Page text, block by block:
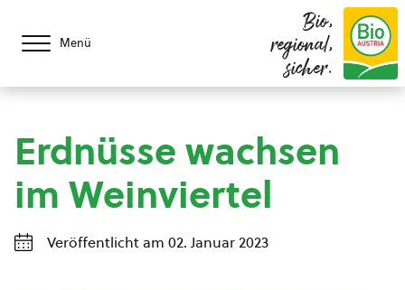
Menü
Bio,
regional,
sicher.
Erdnüsse wachsen
im Weinviertel
Veröffentlicht am 02. Januar 2023